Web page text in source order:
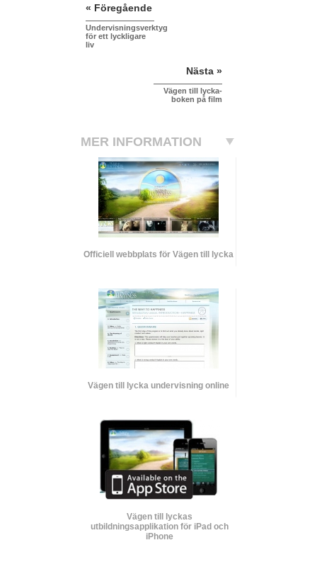
« Föregående
Undervisningsverktyg
för ett lyckligare
liv
Nästa »
Vägen till lycka-
boken på film
MER INFORMATION
Officiell webbplats för Vägen till lycka
Vägen till lycka undervisning online
Vägen till lyckas
utbildningsapplikation för iPad och
iPhone